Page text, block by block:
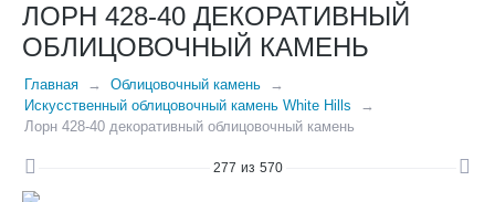
ЛОРН 428-40 ДЕКОРАТИВНЫЙ
ОБЛИЦОВОЧНЫЙ КАМЕНЬ
Главная
Облицовочный камень
Искусственный облицовочный камень White Hills
Лорн 428-40 декоративный облицовочный камень
277 из 570